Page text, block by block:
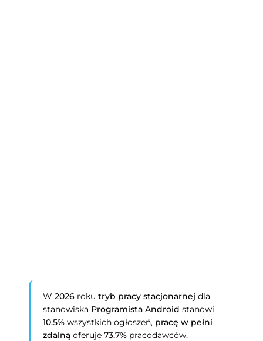
W2026 rokutryb pracy stacjonarnej dla
stanowiska Programista Android stanowi
10.5% wszystkich ogłoszeń, pracę w pełni
zdalną oferuje73.7% pracodawców,